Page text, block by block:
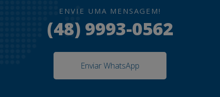
ENVIE UMA MENSAGEM!
(48) 9993-0562
Enviar WhatsApp